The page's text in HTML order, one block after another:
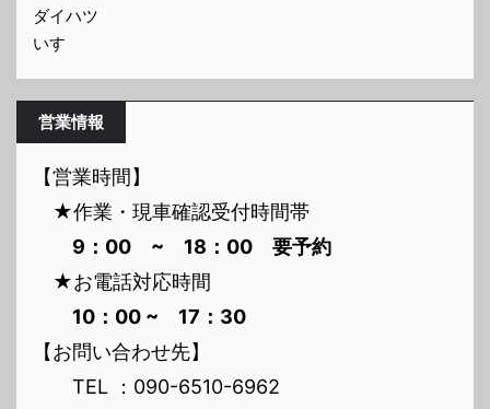
ダイハツ
いすゞ
営業情報
【営業時間】
★作業・現車確認受付時間帯
9：00 ~ 18：00 要予約
★お電話対応時間
10：00 ~ 17：30
【お問い合わせ先】
TEL ：090-6510-6962